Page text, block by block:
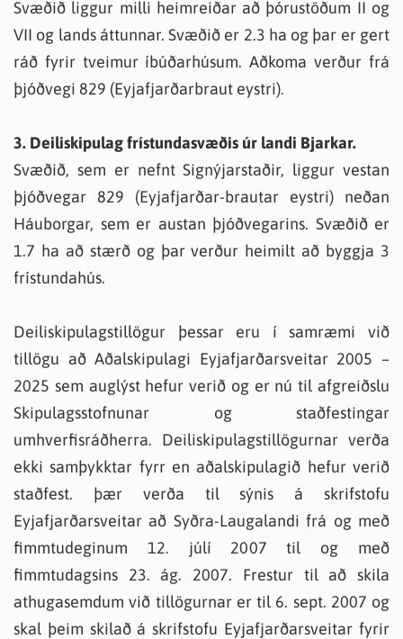
Svæðið liggur milli heimreiðar að þórustöðum II og
VII og lands áttunnar. Svæðið er 2.3 ha og þar er gert
ráð fyrir tveimur íbúðarhúsum. Aðkoma verður frá
þjóðvegi 829 (Eyjafjarðarbraut eystri).
3. Deiliskipulag frístundasvæðis úr landi Bjarkar.
Svæðið, sem er nefnt Signýjarstaðir, liggur vestan
þjóðvegar 829 (Eyjafjarðar-brautar eystri) neðan
Háuborgar, sem er austan þjóðvegarins. Svæðið er
1.7 ha að stærð og þar verður heimilt að byggja 3
frístundahús.
Deiliskipulagstillögur þessar eru í samræmi við
tillögu að Aðalskipulagi Eyjafjarðarsveitar 2005 –
2025 sem auglýst hefur verið og er nú til afgreiðslu
Skipulagsstofnunar og staðfestingar
umhverfisráðherra. Deiliskipulagstillögurnar verða
ekki samþykktar fyrr en aðalskipulagið hefur verið
staðfest. þær verða til sýnis á skrifstofu
Eyjafjarðarsveitar að Syðra-Laugalandi frá og með
fimmtudeginum 12. júlí 2007 til og með
fimmtudagsins 23. ág. 2007. Frestur til að skila
athugasemdum við tillögurnar er til 6. sept. 2007 og
skal þeim skilað á skrifstofu Eyjafjarðarsveitar fyrir